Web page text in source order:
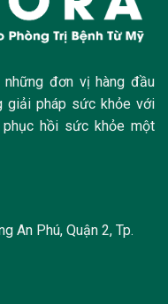
đơn vị hàng đầu
giải pháp sức khỏe với
hồi sức khỏe một
An Phú, Quận 2, Tp.